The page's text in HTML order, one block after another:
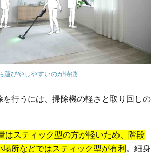
運びやしやすいのが特徴
を行うには、掃除機の軽さと取り回しの
はスティック型の方が軽いため、階段
所などではスティック型が有利。細身